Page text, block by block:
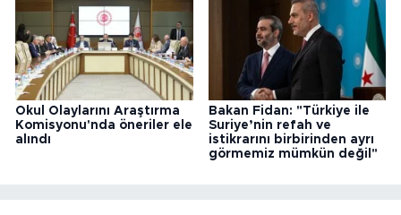
Okul Olaylarını Araştırma
Komisyonu'nda öneriler ele
alındı
Bakan Fidan: "Türkiye ile
Suriye’nin refah ve
istikrarını birbirinden ayrı
görmemiz mümkün değil"